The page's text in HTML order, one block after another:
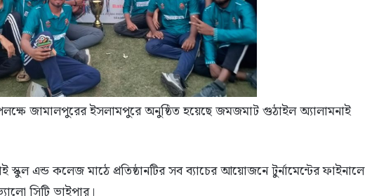
জামালপুরের ইসলামপুরে অনুষ্ঠিত হয়েছে জমজমাট গুঠাইল অ্যালামনাই
স্কুল এন্ড কলেজ মাঠে প্রতিষ্ঠানটির সব ব্যাচের আয়োজনে টুর্নামেন্টের ফাইনালে